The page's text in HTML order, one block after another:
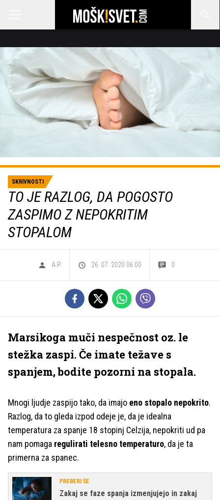
SKRIVNOSTI
TO JE RAZLOG, DA POGOSTO
ZASPIMO Z NEPOKRITIM
STOPALOM
A.P. 26. 07. 2020 06.00 0
Marsikoga muči nespečnost oz. le
stežka zaspi. Če imate težave s
spanjem, bodite pozorni na stopala.
Mnogi ljudje zaspijo tako, da imajo eno stopalo nepokrito.
Razlog, da to gleda izpod odeje je, da je idealna
temperatura za spanje 18 stopinj Celzija, nepokriti ud pa
nam pomaga regulirati telesno temperaturo, da je ta
primerna za spanec.
PREBERI ŠE
Zakaj se faze spanja izmenjujejo in zakaj